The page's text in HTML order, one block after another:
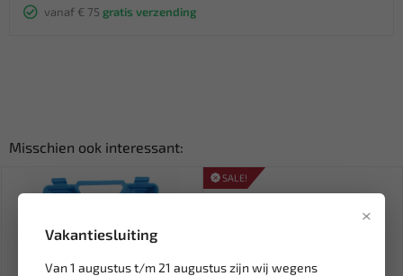
×
Vakantiesluiting
Van 1 augustus t/m 21 augustus zijn wij wegens
vanaf € 75 gratis verzending
Misschien ook interessant:
SALE!